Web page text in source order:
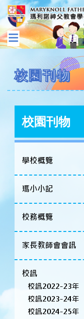
校園刊物
校園刊物
學校概覽
瑪小小記
校務概覽
家長教師會會訊
校訊
校訊2022-23年
校訊2023-24年
校訊2024-25年